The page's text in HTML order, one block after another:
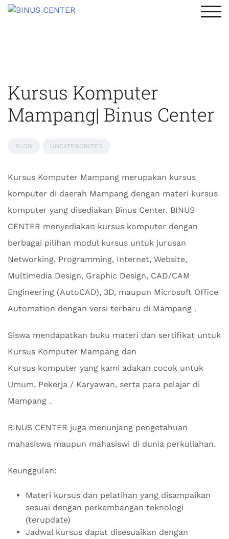
Kursus Komputer
Mampang| Binus Center
BLOG UNCATEGORIZED
Kursus Komputer Mampang merupakan kursus
komputer di daerah Mampang dengan materi kursus
komputer yang disediakan Binus Center. BINUS
CENTER menyediakan kursus komputer dengan
berbagai pilihan modul kursus untuk jurusan
Networking, Programming, Internet, Website,
Multimedia Design, Graphic Design, CAD/CAM
Engineering (AutoCAD), 3D, maupun Microsoft Office
Automation dengan versi terbaru di Mampang .
Siswa mendapatkan buku materi dan sertifikat untuk
Kursus Komputer Mampang dan
Kursus komputer yang kami adakan cocok untuk
Umum, Pekerja / Karyawan, serta para pelajar di
Mampang .
BINUS CENTER juga menunjang pengetahuan
mahasiswa maupun mahasiswi di dunia perkuliahan.
Keunggulan:
Materi kursus dan pelatihan yang disampaikan
sesuai dengan perkembangan teknologi
(terupdate)
Jadwal kursus dapat disesuaikan dengan